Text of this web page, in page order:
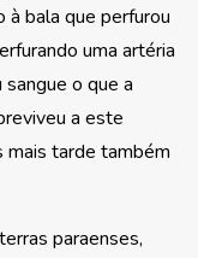
bala que perfurou
uma artéria
o que a
a este
mais tarde também
paraenses,